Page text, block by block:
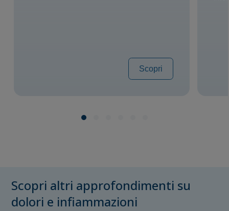
Scopri
Scopri altri approfondimenti su
dolori e infiammazioni